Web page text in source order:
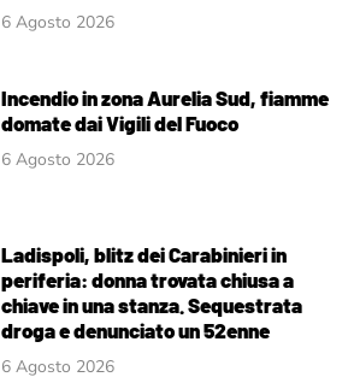
6 Agosto 2026
Incendio in zona Aurelia Sud, fiamme
domate dai Vigili del Fuoco
6 Agosto 2026
Ladispoli, blitz dei Carabinieri in
periferia: donna trovata chiusa a
chiave in una stanza. Sequestrata
droga e denunciato un 52enne
6 Agosto 2026